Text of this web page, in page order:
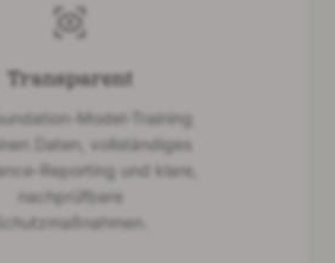
Transparent
Model-Training
Daten, vollständiges
Reporting und klare,
nachprüfbare
Schutzmaßnahmen.